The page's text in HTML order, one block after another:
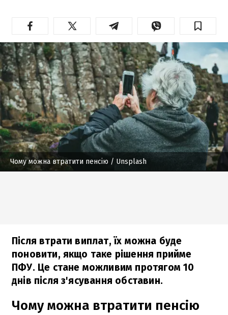
Чому можна втратити пенсію / Unsplash
Після втрати виплат, їх можна буде
поновити, якщо таке рішення прийме
ПФУ. Це стане можливим протягом 10
днів після з'ясування обставин.
Чому можна втратити пенсію